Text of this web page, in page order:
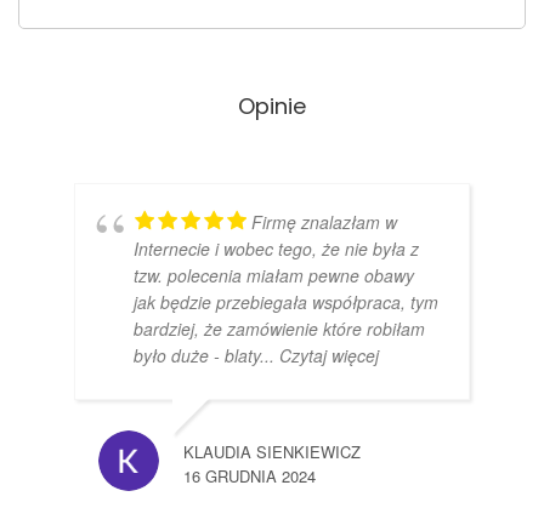
Opinie
Firmę znalazłam w
Internecie i wobec tego, że nie była z
tzw. polecenia miałam pewne obawy
jak będzie przebiegała współpraca, tym
bardziej, że zamówienie które robiłam
było duże - blaty... Czytaj więcej
KLAUDIA SIENKIEWICZ
16 GRUDNIA 2024